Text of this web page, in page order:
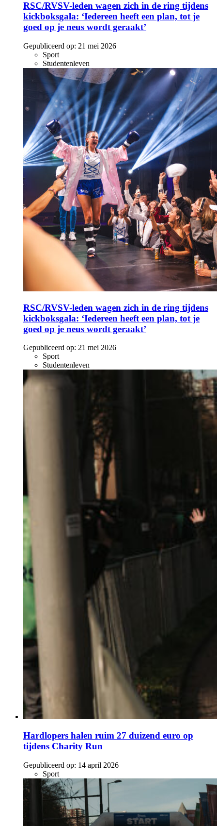
RSC/RVSV-leden wagen zich in de ring tijdens
kickboksgala: ‘Iedereen heeft een plan, tot je
goed op je neus wordt geraakt’
Gepubliceerd op: 21 mei 2026
Sport
Studentenleven
RSC/RVSV-leden wagen zich in de ring tijdens
kickboksgala: ‘Iedereen heeft een plan, tot je
goed op je neus wordt geraakt’
Gepubliceerd op: 21 mei 2026
Sport
Studentenleven
Hardlopers halen ruim 27 duizend euro op
tijdens Charity Run
Gepubliceerd op: 14 april 2026
Sport